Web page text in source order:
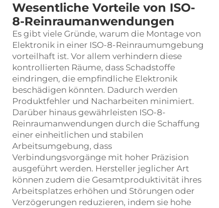
Wesentliche Vorteile von ISO-
8-Reinraumanwendungen
Es gibt viele Gründe, warum die Montage von
Elektronik in einer ISO-8-Reinraumumgebung
vorteilhaft ist. Vor allem verhindern diese
kontrollierten Räume, dass Schadstoffe
eindringen, die empfindliche Elektronik
beschädigen könnten. Dadurch werden
Produktfehler und Nacharbeiten minimiert.
Darüber hinaus gewährleisten ISO-8-
Reinraumanwendungen durch die Schaffung
einer einheitlichen und stabilen
Arbeitsumgebung, dass
Verbindungsvorgänge mit hoher Präzision
ausgeführt werden. Hersteller jeglicher Art
können zudem die Gesamtproduktivität ihres
Arbeitsplatzes erhöhen und Störungen oder
Verzögerungen reduzieren, indem sie hohe